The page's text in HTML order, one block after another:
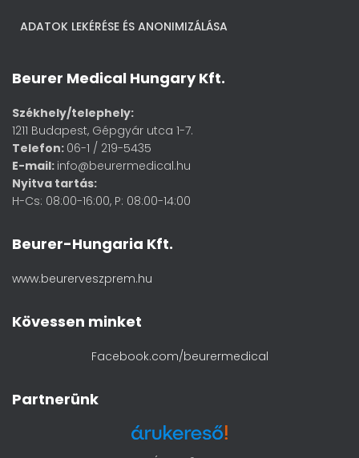
ADATOK LEKÉRÉSE ÉS ANONIMIZÁLÁSA
Beurer Medical Hungary Kft.
Székhely/telephely:
1211 Budapest, Gépgyár utca 1-7.
Telefon: 06-1 / 219-5435
E-mail: info@beurermedical.hu
Nyitva tartás:
H-Cs: 08:00-16:00, P: 08:00-14:00
Beurer-Hungaria Kft.
www.beurerveszprem.hu
Kövessen minket
Facebook.com/beurermedical
Partnerünk